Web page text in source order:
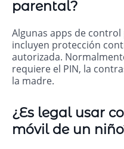
parental?
Algunas apps de
incluyen protección
autorizada.
requiere el PIN, la
la madre.
¿Es legal usar
móvil de un